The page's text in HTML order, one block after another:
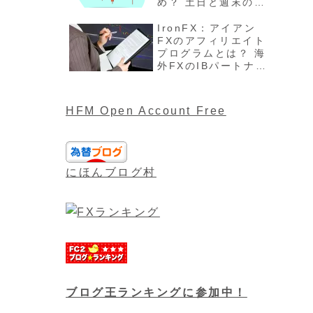
め？ 土日と週末の過
版を解説
IronFX：アイアン
FXのアフィリエイト
プログラムとは？ 海
外FXのIBパートナー
HFM Open Account Free
にほんブログ村
ブログ王ランキングに参加中！